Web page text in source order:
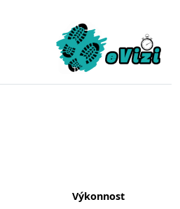
Výkonnost